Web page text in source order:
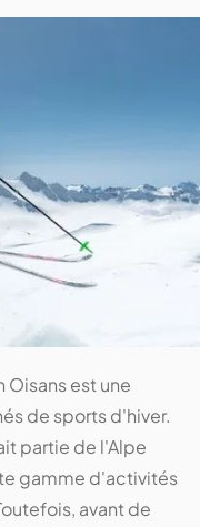
Oisans est une
de sports d'hiver.
partie de l'Alpe
gamme d'activités
avant de